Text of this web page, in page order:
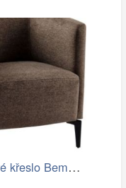
Designové křeslo Bemode hnědá/černá